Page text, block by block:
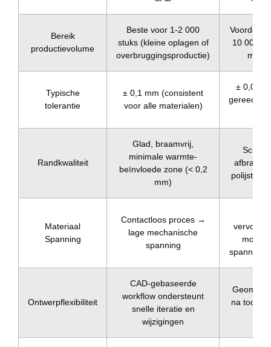
Bereik
productievolume
Beste voor 1-2 000
stuks (kleine oplagen of
overbruggingsproductie)
Voordelig
10 000
Typische
tolerantie
± 0,1 mm (consistent
voor alle materialen)
± 0,025
Randkwaliteit
Glad, braamvrij,
minimale warmte-
beïnvloede zone (< 0,2
mm)
polijsten
Materiaal
Spanning
Contactloos proces →
lage mechanische
spanning
spanning
Ontwerpflexibiliteit
CAD-gebaseerde
workflow ondersteunt
snelle iteratie en
wijzigingen
na